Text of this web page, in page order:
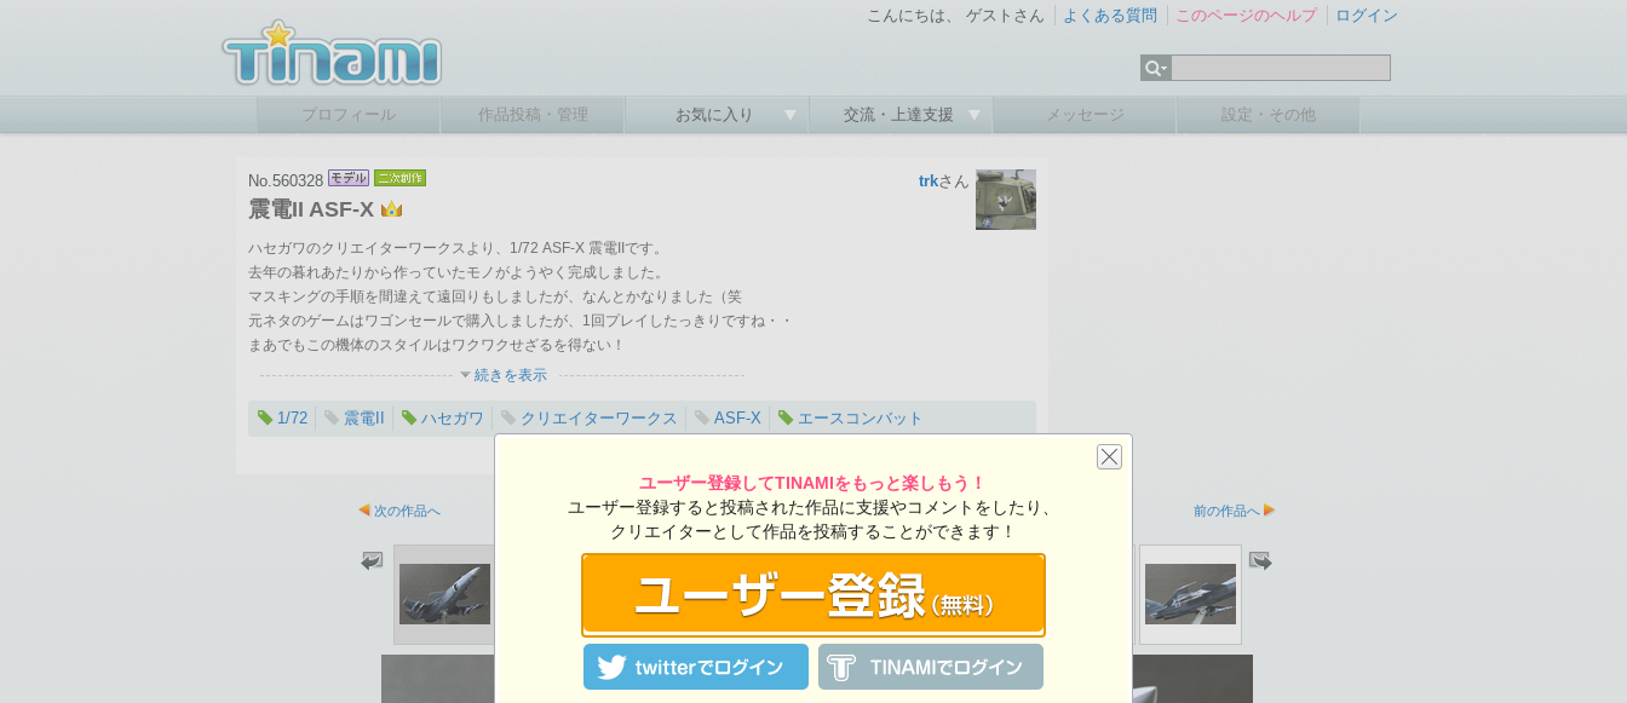
こんにちは、 ゲストさん よくある質問 このページのヘルプ ログイン
プロフィール 作品投稿・管理 お気に入り 交流・上達支援 メッセージ 設定・その他
No.560328
震電II ASF-X
trkさん
ハセガワのクリエイターワークスより、1/72 ASF-X 震電IIです。
去年の暮れあたりから作っていたモノがようやく完成しました。
マスキングの手順を間違えて遠回りもしましたが、なんとかなりました（笑
元ネタのゲームはワゴンセールで購入しましたが、1回プレイしたっきりですね・・
まあでもこの機体のスタイルはワクワクせざるを得ない！
続きを表示
1/72 震電II ハセガワ クリエイターワークス ASF-X エースコンバット
次の作品へ trkさんの投稿作品一覧 前の作品へ
2013-03-29 03:19:18 投稿
総閲覧数：2220 閲覧ユーザー数：2055
ユーザー登録してTINAMIをもっと楽しもう！
ユーザー登録すると投稿された作品に支援やコメントをしたり、
クリエイターとして作品を投稿することができます！